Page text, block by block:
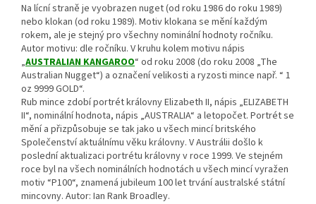
Na lícní straně je vyobrazen nuget (od roku 1986 do roku 1989)
nebo klokan (od roku 1989). Motiv klokana se mění každým
rokem, ale je stejný pro všechny nominální hodnoty ročníku.
Autor motivu: dle ročníku. V kruhu kolem motivu nápis
„AUSTRALIAN KANGAROO“ od roku 2008 (do roku 2008 „The
Australian Nugget“) a označení velikosti a ryzosti mince např. “ 1
oz 9999 GOLD“.
Rub mince zdobí portrét královny Elizabeth II, nápis „ELIZABETH
II“, nominální hodnota, nápis „AUSTRALIA“ a letopočet. Portrét se
mění a přizpůsobuje se tak jako u všech mincí britského
Společenství aktuálnímu věku královny. V Austrálii došlo k
poslední aktualizaci portrétu královny v roce 1999. Ve stejném
roce byl na všech nominálních hodnotách u všech mincí vyražen
motiv “P100“, znamená jubileum 100 let trvání australské státní
mincovny. Autor: Ian Rank Broadley.